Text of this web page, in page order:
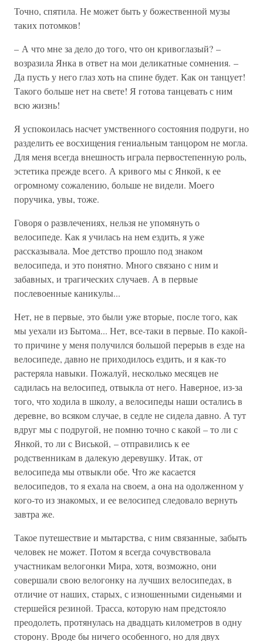
Точно, спятила. Не может быть у божественной музы
таких потомков!
– А что мне за дело до того, что он кривоглазый? –
возразила Янка в ответ на мои деликатные сомнения. –
Да пусть у него глаз хоть на спине будет. Как он танцует!
Такого больше нет на свете! Я готова танцевать с ним
всю жизнь!
Я успокоилась насчет умственного состояния подруги, но
разделить ее восхищения гениальным танцором не могла.
Для меня всегда внешность играла первостепенную роль,
эстетика прежде всего. А кривого мы с Янкой, к ее
огромному сожалению, больше не видели. Моего
поручика, увы, тоже.
Говоря о развлечениях, нельзя не упомянуть о
велосипеде. Как я училась на нем ездить, я уже
рассказывала. Мое детство прошло под знаком
велосипеда, и это понятно. Много связано с ним и
забавных, и трагических случаев. А в первые
послевоенные каникулы...
Нет, не в первые, это были уже вторые, после того, как
мы уехали из Бытома... Нет, все-таки в первые. По какой-
то причине у меня получился большой перерыв в езде на
велосипеде, давно не приходилось ездить, и я как-то
растеряла навыки. Пожалуй, несколько месяцев не
садилась на велосипед, отвыкла от него. Наверное, из-за
того, что ходила в школу, а велосипеды наши остались в
деревне, во всяком случае, в седле не сидела давно. А тут
вдруг мы с подругой, не помню точно с какой – то ли с
Янкой, то ли с Виськой, – отправились к ее
родственникам в далекую деревушку. Итак, от
велосипеда мы отвыкли обе. Что же касается
велосипедов, то я ехала на своем, а она на одолженном у
кого-то из знакомых, и ее велосипед следовало вернуть
завтра же.
Такое путешествие и мытарства, с ним связанные, забыть
человек не может. Потом я всегда сочувствовала
участникам велогонки Мира, хотя, возможно, они
совершали свою велогонку на лучших велосипедах, в
отличие от наших, старых, с изношенными сиденьями и
стершейся резиной. Трасса, которую нам предстояло
преодолеть, протянулась на двадцать километров в одну
сторону. Вроде бы ничего особенного, но для двух